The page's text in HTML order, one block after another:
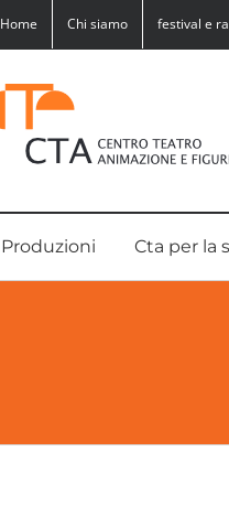
Home Chi siamo festival e
Produzioni Cta per la